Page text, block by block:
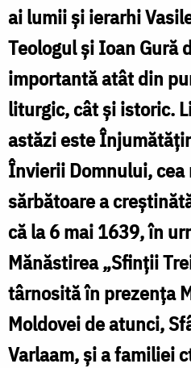
ai lumii și ierarhi
Teologul și Ioan Gură
importantă atât din
liturgic, cât și istoric.
astăzi este
Învierii Domnului,
sărbătoare a
că la 6 mai 1639, în
Mănăstirea „Sfinții
târnosită în prezența
Moldovei de atunci,
Varlaam, și a familiei